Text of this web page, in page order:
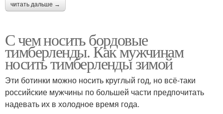
читать дальше →
С чем носить бордовые
тимберленды. Как мужчинам
носить тимберленды зимой
Эти ботинки можно носить круглый год, но всё-таки
российские мужчины по большей части предпочитать
надевать их в холодное время года.